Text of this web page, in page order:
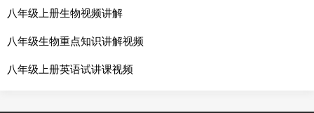
八年级上册生物视频讲解
八年级生物重点知识讲解视频
八年级上册英语试讲课视频